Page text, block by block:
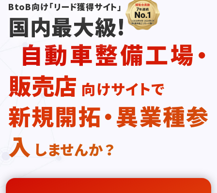
BtoB向け「リード獲得サイト」
国内最大級!
自動車整備工場・
販売店 向けサイトで
新規開拓・異業種参
入 しませんか？